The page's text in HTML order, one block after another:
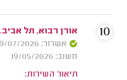
אורן רבוא, תל אביב.
אשרור: 19/07/2026
משוב: 19/05/2026
תיאור השירות:
10